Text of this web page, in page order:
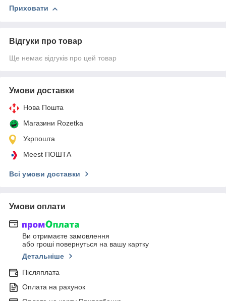
Приховати
Відгуки про товар
Ще немає відгуків про цей товар
Умови доставки
Нова Пошта
Магазини Rozetka
Укрпошта
Meest ПОШТА
Всі умови доставки
Умови оплати
Ви отримаєте замовлення
або гроші повернуться на вашу картку
Детальніше
Післяплата
Оплата на рахунок